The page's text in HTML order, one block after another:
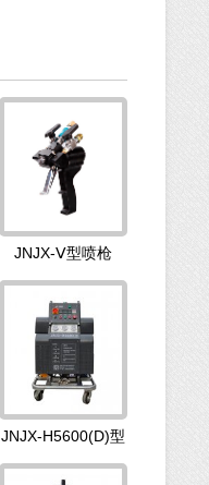
JNJX-Ⅴ型喷枪
JNJX-H5600(D)型